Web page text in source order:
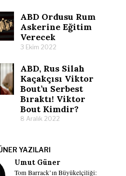
ABD Ordusu Rum
Askerine Eğitim
Verecek
3 Ekim 2022
ABD, Rus Silah
Kaçakçısı Viktor
Bout’u Serbest
Bıraktı! Viktor
Bout Kimdir?
8 Aralık 2022
YAZILARI
Umut Güner
Tom Barrack’ın Büyükelçiliği: